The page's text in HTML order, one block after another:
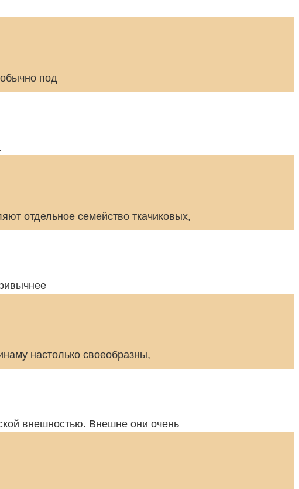
под
отдельное семейство ткачиковых,
настолько своеобразны,
внешностью. Внешне они очень